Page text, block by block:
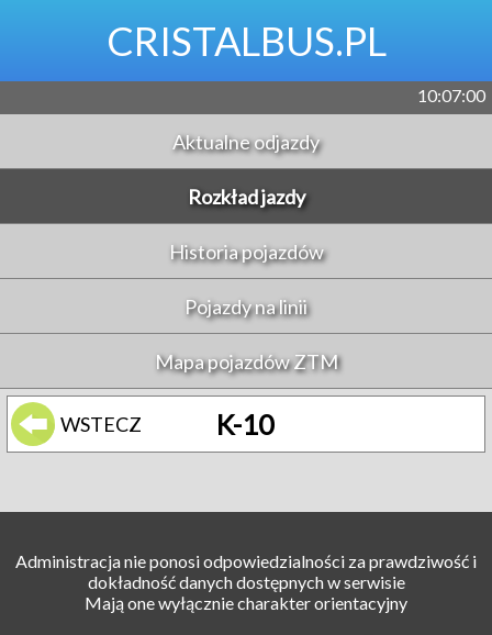
CRISTALBUS.PL
10:07:00
Aktualne odjazdy
Rozkład jazdy
Historia pojazdów
Pojazdy na linii
Mapa pojazdów ZTM
WSTECZ K-10
Administracja nie ponosi odpowiedzialności za prawdziwość i
dokładność danych dostępnych w serwisie
Mają one wyłącznie charakter orientacyjny